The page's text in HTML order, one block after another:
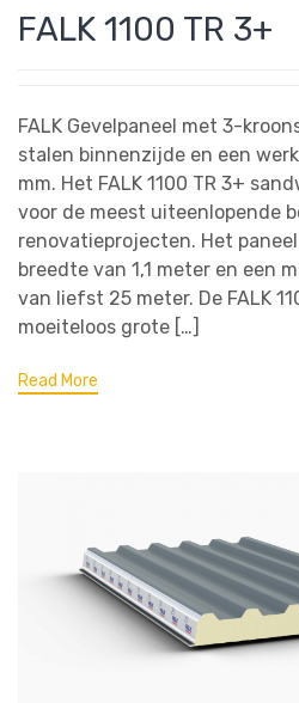
FALK 1100 TR 3+
FALK Gevelpaneel met 3-
stalen binnenzijde en een
mm. Het FALK 1100 TR 3+
voor de meest uiteenlopende
renovatieprojecten. Het
breedte van 1,1 meter en een
van liefst 25 meter. De FALK
moeiteloos grote […]
Read More